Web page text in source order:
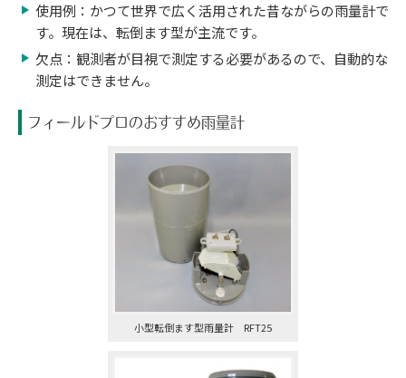
使用例：かつて世界で広く活用された昔ながらの雨量計で
す。現在は、転倒ます型が主流です。
欠点：観測者が目視で測定する必要があるので、自動的な
測定はできません。
フィールドプロのおすすめ雨量計
小型転倒ます型雨量計 RFT25